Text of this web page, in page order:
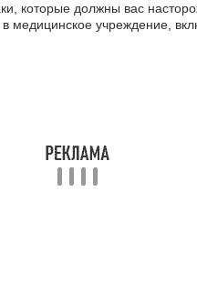
которые должны вас
в медицинское учреждение,